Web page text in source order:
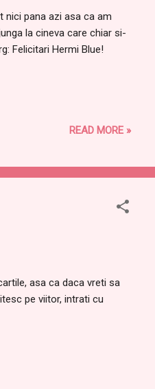
nici pana azi asa ca am
la cineva care chiar si-
Felicitari Hermi Blue!
READ MORE »
asa ca daca vreti sa
pe viitor, intrati cu